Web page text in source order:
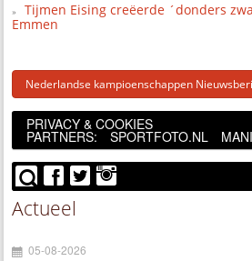
Tijmen Eising creëerde ´donders
Emmen
Nederlandse kampioenschappen
PRIVACY & COOKIES
PARTNERS: SPORTFOTO.NL
Actueel
05-08-2026